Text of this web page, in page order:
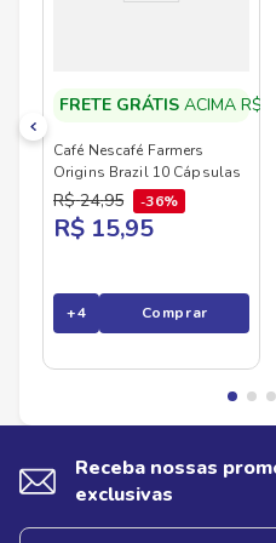
para todos os
FRETE GRÁTIS ACIMA
Café Nescafé Farmers
Origins Brazil 10 Cápsulas
R$ 24,95 36%
R$ 15,95
+4 Comprar
Receba nossas
exclusivas